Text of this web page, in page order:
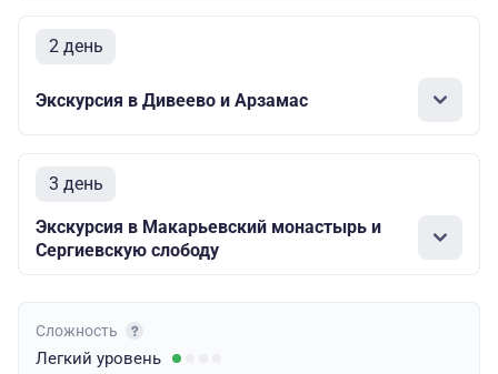
2 день
Экскурсия в Дивеево и Арзамас
3 день
Экскурсия в Макарьевский монастырь и
Сергиевскую слободу
Сложность
Легкий уровень